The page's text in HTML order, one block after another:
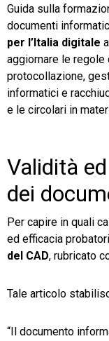
Guida sulla
documenti
per l’Italia digitale
aggiornare le regole
protocollazione,
informatici e
e le circolari in
Validità
dei
Per capire in quali
ed efficacia
del CAD, rubricato
Tale articolo
“Il documento